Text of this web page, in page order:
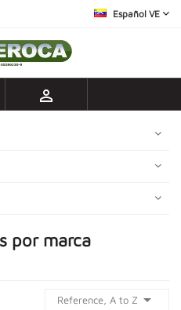
Español VE

por marca
Reference, A to Z 